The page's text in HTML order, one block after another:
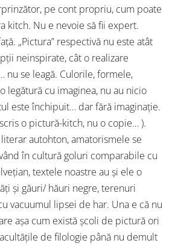
pe cont propriu, cum poate
kitch. Nu e nevoie să fii expert.
„Pictura” respectivă nu este atât
neinspirate, cât o realizare
nu se leagă. Culorile, formele,
legătură cu imaginea, nu au nicio
este închipuit… dar fără imaginaţie.
o pictură-kitch, nu o copie… ).
autohton, amatorismele se
în cultură goluri comparabile cu
textele noastre au şi ele o
şi găuri/ hăuri negre, terenuri
vacuumul lipsei de har. Una e că nu
aşa cum există şcoli de pictură ori
de filologie până nu demult